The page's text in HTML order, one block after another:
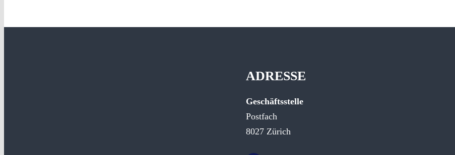
ADRESSE
Geschäftsstelle
Postfach
8027 Zürich